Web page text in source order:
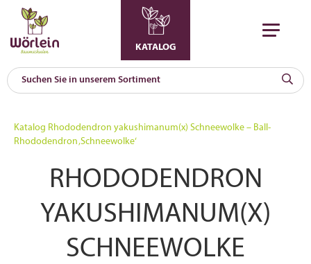
KATALOG
Katalog Rhododendron yakushimanum(x) Schneewolke – Ball-
Rhododendron ‚Schneewolke‘
RHODODENDRON
YAKUSHIMANUM(X)
SCHNEEWOLKE